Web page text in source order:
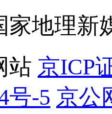
家地理新
站 京ICP
号-5 京公